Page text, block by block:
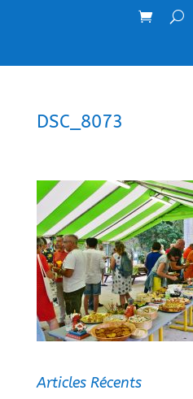
DSC_8073
Articles Récents